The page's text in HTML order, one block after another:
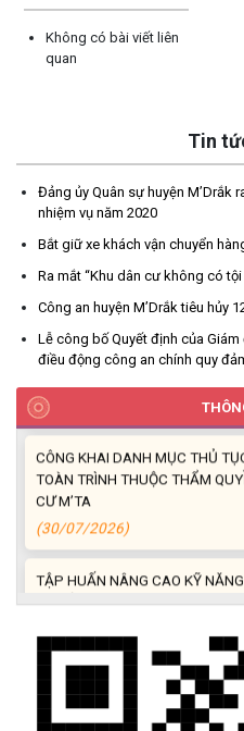
Không có bài viết liên
quan
Tin
Đảng ủy Quân sự huyện M’Drắk
nhiệm vụ năm 2020
Bắt giữ xe khách vận chuyển
Ra mắt “Khu dân cư không có
Công an huyện M’Drắk tiêu hủy
Lễ công bố Quyết định của
điều động công an chính quy
XÃ CƯ M’TA PHÁT ĐỘNG
2026
(07/08/2026)
LỄ VIẾNG NGHĨA TRANG LIỆT
UBND XÃ CƯ M’TA CÔNG KHAI
CHÍNH THỰC HIỆN MỘT PHẦN
(30/07/2026)
TOÀN TRÌNH THUỘC THẨM
CƯ M’TA
VÀ ĐIỀU HÀNH HOẠT ĐỘNG
ĐẢNG ỦY XÃ CƯ M’TA CÔNG